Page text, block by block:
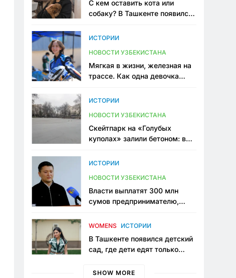
С кем оставить кота или
собаку? В Ташкенте появился
ИСТОРИИ
НОВОСТИ УЗБЕКИСТАНА
Мягкая в жизни, железная на
трассе. Как одна девочка
Узбекистане
ИСТОРИИ
НОВОСТИ УЗБЕКИСТАНА
Скейтпарк на «Голубых
куполах» залили бетоном: в
одно общественное
ИСТОРИИ
НОВОСТИ УЗБЕКИСТАНА
Власти выплатят 300 млн
сумов предпринимателю,
тюрьме по незаконному
WOMENS ИСТОРИИ
В Ташкенте появился детский
сад, где дети едят только
мама, которая устала просить
SHOW MORE